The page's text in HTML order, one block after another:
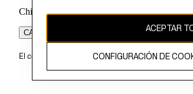
Chile ($)
CAMBIAR REGIÓN
El contenido de esta página web está protegido
ACEPTAR
CONFIGURACIÓN DE